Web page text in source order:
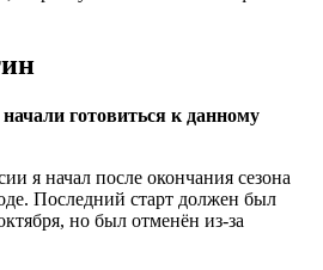
готовиться к данному
я начал после окончания сезона
Последний старт должен был
но был отменён из-за